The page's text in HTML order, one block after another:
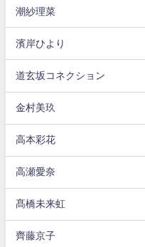
潮紗理菜
濱岸ひより
道玄坂コネクション
金村美玖
高本彩花
高瀬愛奈
髙橋未来虹
齊藤京子